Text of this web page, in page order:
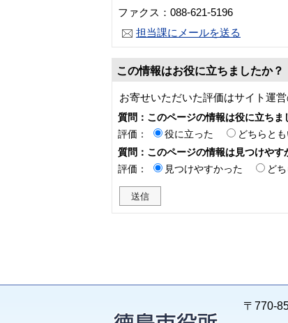
ファクス：088-621-5196
担当課にメールを送る
この情報はお役に立ちましたか？
お寄せいただいた評価はサイト運営
質問：このページの情報は役に立ちま
評価：
役に立った どちらと
質問：このページの情報は見つけやす
評価：
見つけやすかった ど
〒770-